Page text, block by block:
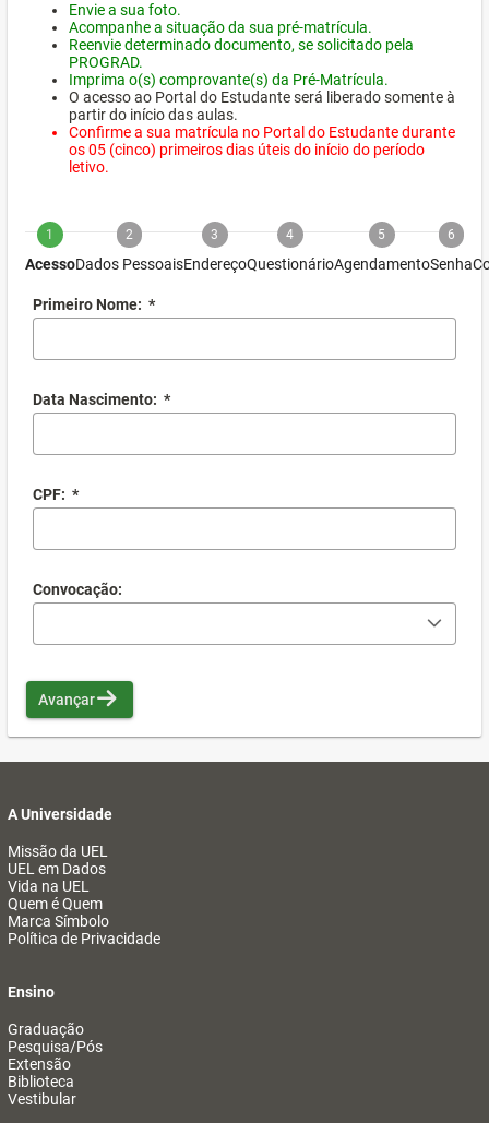
Envie a sua foto.
Acompanhe a situação da sua pré-matrícula.
Reenvie determinado documento, se solicitado pela
PROGRAD.
Imprima o(s) comprovante(s) da Pré-Matrícula.
O acesso ao Portal do Estudante será liberado somente à
partir do início das aulas.
Confirme a sua matrícula no Portal do Estudante durante
os 05 (cinco) primeiros dias úteis do início do período
letivo.
1
Acesso
2
Dados Pessoais
3
Endereço
4
Questionário
5
Agendamento
6
Senha
Primeiro Nome: *
Data Nascimento: *
CPF: *
Convocação:
Avançar
A Universidade
Missão da UEL
UEL em Dados
Vida na UEL
Quem é Quem
Marca Símbolo
Política de Privacidade
Ensino
Graduação
Pesquisa/Pós
Extensão
Biblioteca
Vestibular